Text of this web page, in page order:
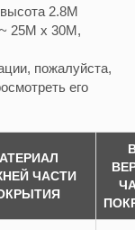
2.8M
25M x 30M,
пожалуйста,
его
ЧАСТИ